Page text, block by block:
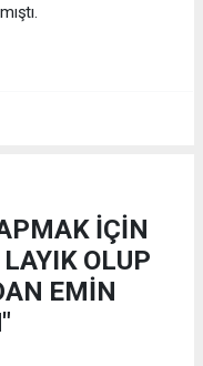
İÇİN
OLUP
EMİN